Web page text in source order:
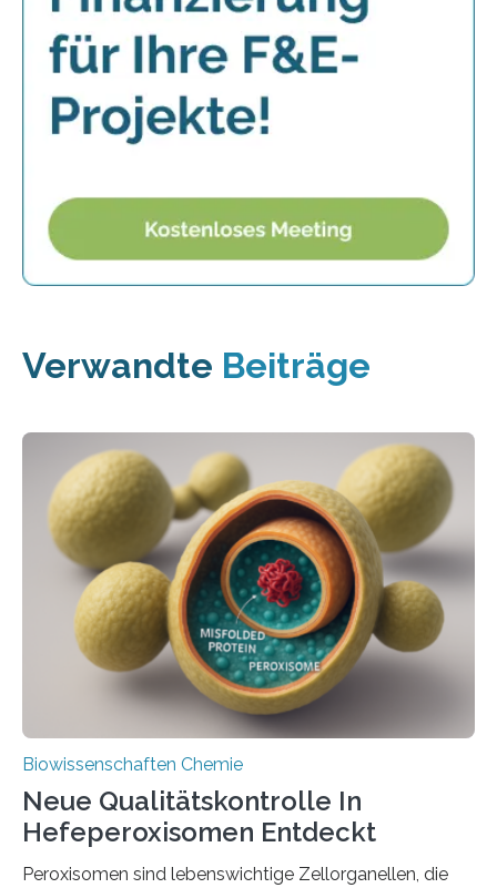
Verwandte Beiträge
Biowissenschaften Chemie
Neue Qualitätskontrolle In
Hefeperoxisomen Entdeckt
Peroxisomen sind lebenswichtige Zellorganellen, die